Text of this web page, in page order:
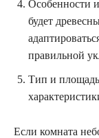
Особенности
будет
правильной
Тип и
Если комната